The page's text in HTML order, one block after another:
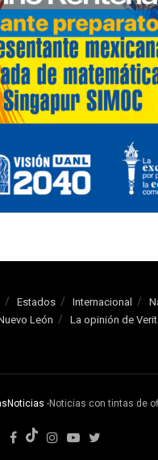
Estados Internacional
León La opinión de
-Noticias con tintas de